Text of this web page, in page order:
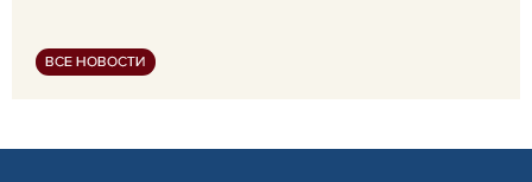
ВСЕ НОВОСТИ